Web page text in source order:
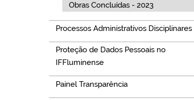
Obras Concluídas - 2023
Processos Administrativos Disciplinares
Proteção de Dados Pessoais no
IFFluminense
Painel Transparência